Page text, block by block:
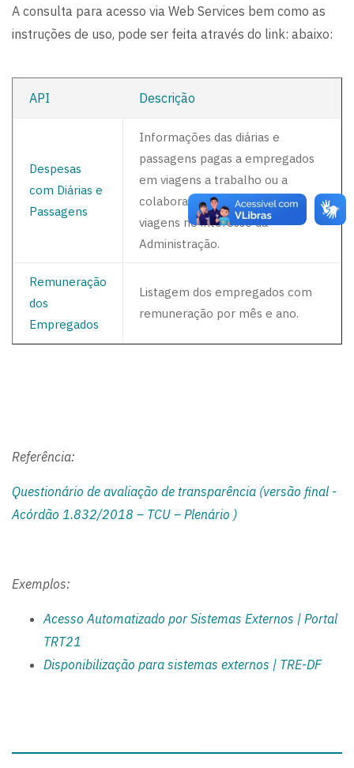
A consulta para acesso via Web Services bem como as
instruções de uso, pode ser feita através do link: abaixo:
API Descrição
Despesas
com Diárias e
Passagens
Informações das diárias e
passagens pagas a empregados
em viagens a trabalho ou a
colaboradores eventuais em
viagens no interesse da
Administração.
Remuneração
dos
Empregados
Listagem dos empregados com
remuneração por mês e ano.
Referência:
Questionário de avaliação de transparência (versão final -
Acórdão 1.832/2018 – TCU – Plenário )
Exemplos:
Acesso Automatizado por Sistemas Externos | Portal
TRT21
Disponibilização para sistemas externos | TRE-DF